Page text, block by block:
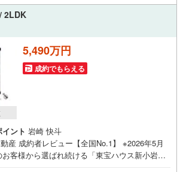
/ 2LDK
5,490万円
成約でもらえる
ント 岩崎 快斗
産 成約者レビュー【全国No.1】 ※2026年5月
客様から選ばれ続ける「東宝ハウス新小岩」